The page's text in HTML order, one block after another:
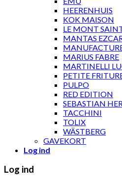
HEERENHUIS
KOK MAISON
LE MONT
MANTAS
MARIUS FABRE
MARTINELLI
PETITE
PULPO
RED EDITION
SEBASTIAN
TACCHINI
TOLIX
WÄSTBERG
GAVEKORT
Log ind
Log ind